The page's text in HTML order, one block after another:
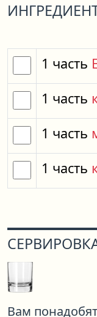
1 часть
1 часть
1 часть
1 часть
Вам